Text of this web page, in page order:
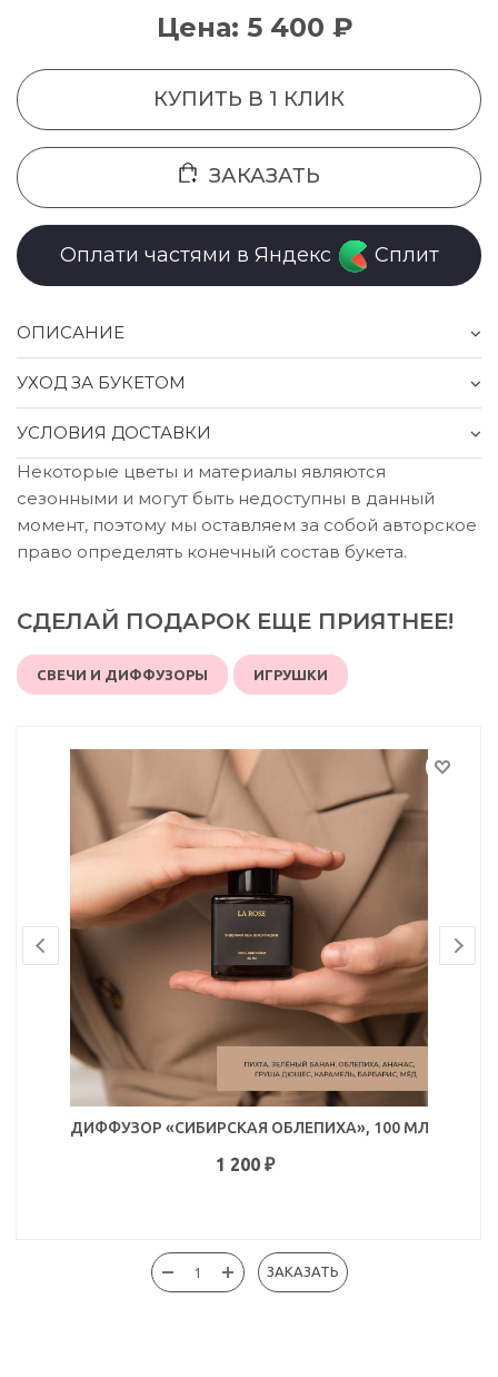
Цена: 5 400 ₽
КУПИТЬ В 1 КЛИК
ЗАКАЗАТЬ
Оплати частями в Яндекс Сплит
ОПИСАНИЕ
УХОД ЗА БУКЕТОМ
УСЛОВИЯ ДОСТАВКИ
Некоторые цветы и материалы являются
сезонными и могут быть недоступны в данный
момент, поэтому мы оставляем за собой авторское
право определять конечный состав букета.
СДЕЛАЙ ПОДАРОК ЕЩЕ ПРИЯТНЕЕ!
СВЕЧИ И ДИФФУЗОРЫ ИГРУШКИ
ДИФФУЗОР «СИБИРСКАЯ ОБЛЕПИХА», 100 МЛ
1 200 ₽
ЗАКАЗАТЬ